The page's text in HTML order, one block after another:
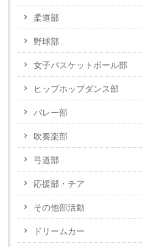
柔道部
野球部
女子バスケットボール部
ヒップホップダンス部
バレー部
吹奏楽部
弓道部
応援部・チア
その他部活動
ドリームカー